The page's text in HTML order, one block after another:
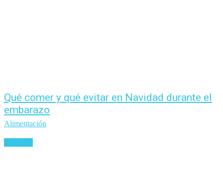
Qué comer y qué evitar en Navidad durante el
embarazo
Alimentación